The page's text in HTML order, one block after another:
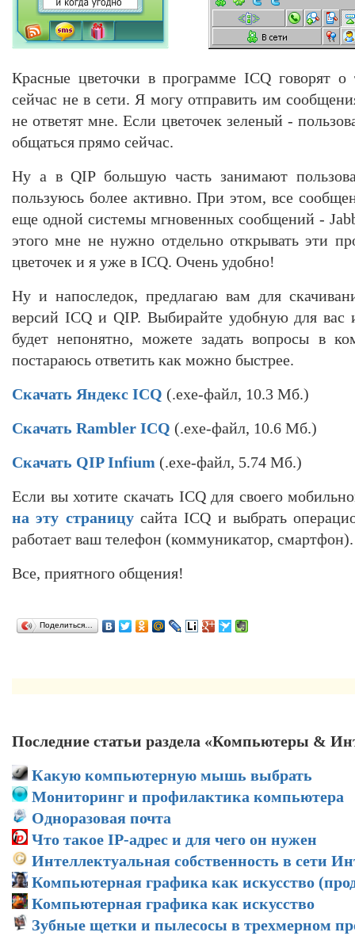
Красные цветочки в программе ICQ говорят о
сейчас не в сети. Я могу отправить им
не ответят мне. Если цветочек зеленый -
общаться прямо сейчас.
Ну а в QIP большую часть занимают
пользуюсь более активно. При этом, все
еще одной системы мгновенных сообщений -
этого мне не нужно отдельно открывать эти
цветочек и я уже в ICQ. Очень удобно!
Ну и напоследок, предлагаю вам для
версий ICQ и QIP. Выбирайте удобную для вас
будет непонятно, можете задать вопросы в
постараюсь ответить как можно быстрее.
Скачать Яндекс ICQ (.exe-файл, 10.3 Мб.)
Скачать Rambler ICQ (.exe-файл, 10.6 Мб.)
Скачать QIP Infium (.exe-файл, 5.74 Мб.)
Если вы хотите скачать ICQ для своего
на эту страницусайта ICQ и выбрать
работает ваш телефон (коммуникатор, смартфон).
Все, приятного общения!
Поделиться…
Последние статьи раздела «Компьютеры &
Какую компьютерную мышь выбрать
Мониторинг и профилактика компьютера
Одноразовая почта
Что такое IP-адрес и для чего он нужен
Интеллектуальная собственность в сети
Компьютерная графика как искусство
Компьютерная графика как искусство
Зубные щетки и пылесосы в трехмерном